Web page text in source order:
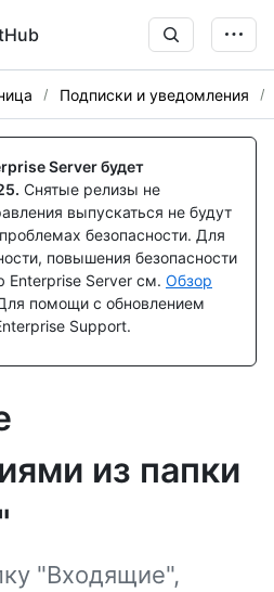
Подписки и уведомления
Server будет
. Снятые релизы не
выпускаться не будут
безопасности. Для
повышения безопасности
Enterprise Server см. Обзор
помощи с обновлением
Support.
из папки
"Входящие",